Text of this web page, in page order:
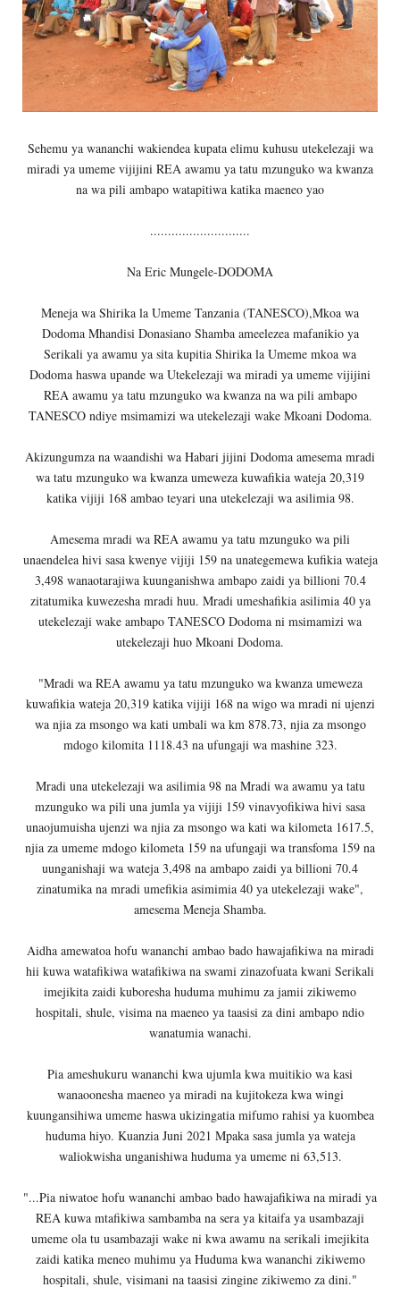
Sehemu ya wananchi wakiendea kupata elimu kuhusu utekelezaji wa
miradi ya umeme vijijini REA awamu ya tatu mzunguko wa kwanza
na wa pili ambapo watapitiwa katika maeneo yao
............................
Na Eric Mungele-DODOMA
Meneja wa Shirika la Umeme Tanzania (TANESCO),Mkoa wa
Dodoma Mhandisi Donasiano Shamba ameelezea mafanikio ya
Serikali ya awamu ya sita kupitia Shirika la Umeme mkoa wa
Dodoma haswa upande wa Utekelezaji wa miradi ya umeme vijijini
REA awamu ya tatu mzunguko wa kwanza na wa pili ambapo
TANESCO ndiye msimamizi wa utekelezaji wake Mkoani Dodoma.
Akizungumza na waandishi wa Habari jijini Dodoma amesema mradi
wa tatu mzunguko wa kwanza umeweza kuwafikia wateja 20,319
katika vijiji 168 ambao teyari una utekelezaji wa asilimia 98.
Amesema mradi wa REA awamu ya tatu mzunguko wa pili
unaendelea hivi sasa kwenye vijiji 159 na unategemewa kufikia wateja
3,498 wanaotarajiwa kuunganishwa ambapo zaidi ya billioni 70.4
zitatumika kuwezesha mradi huu. Mradi umeshafikia asilimia 40 ya
utekelezaji wake ambapo TANESCO Dodoma ni msimamizi wa
utekelezaji huo Mkoani Dodoma.
"Mradi wa REA awamu ya tatu mzunguko wa kwanza umeweza
kuwafikia wateja 20,319 katika vijiji 168 na wigo wa mradi ni ujenzi
wa njia za msongo wa kati umbali wa km 878.73, njia za msongo
mdogo kilomita 1118.43 na ufungaji wa mashine 323.
Mradi una utekelezaji wa asilimia 98 na Mradi wa awamu ya tatu
mzunguko wa pili una jumla ya vijiji 159 vinavyofikiwa hivi sasa
unaojumuisha ujenzi wa njia za msongo wa kati wa kilometa 1617.5,
njia za umeme mdogo kilometa 159 na ufungaji wa transfoma 159 na
uunganishaji wa wateja 3,498 na ambapo zaidi ya billioni 70.4
zinatumika na mradi umefikia asimimia 40 ya utekelezaji wake",
amesema Meneja Shamba.
Aidha amewatoa hofu wananchi ambao bado hawajafikiwa na miradi
hii kuwa watafikiwa watafikiwa na swami zinazofuata kwani Serikali
imejikita zaidi kuboresha huduma muhimu za jamii zikiwemo
hospitali, shule, visima na maeneo ya taasisi za dini ambapo ndio
wanatumia wanachi.
Pia ameshukuru wananchi kwa ujumla kwa muitikio wa kasi
wanaoonesha maeneo ya miradi na kujitokeza kwa wingi
kuungansihiwa umeme haswa ukizingatia mifumo rahisi ya kuombea
huduma hiyo. Kuanzia Juni 2021 Mpaka sasa jumla ya wateja
waliokwisha unganishiwa huduma ya umeme ni 63,513.
"...Pia niwatoe hofu wananchi ambao bado hawajafikiwa na miradi ya
REA kuwa mtafikiwa sambamba na sera ya kitaifa ya usambazaji
umeme ola tu usambazaji wake ni kwa awamu na serikali imejikita
zaidi katika meneo muhimu ya Huduma kwa wananchi zikiwemo
hospitali, shule, visimani na taasisi zingine zikiwemo za dini."